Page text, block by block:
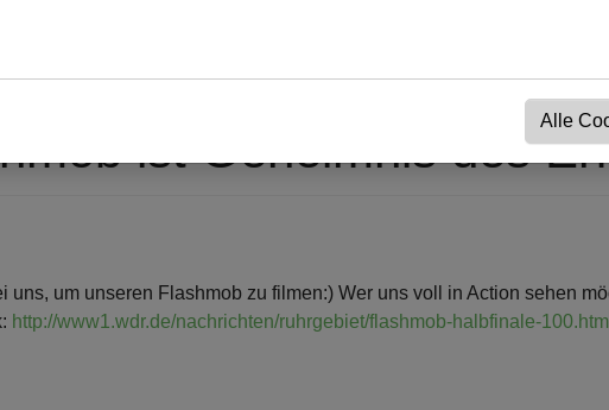
ist Geheimnis des
uns, um unseren Flashmob zu filmen:) Wer uns voll in Action sehen
http://www1.wdr.de/nachrichten/ruhrgebiet/flashmob-halbfinale-100.html
Alle